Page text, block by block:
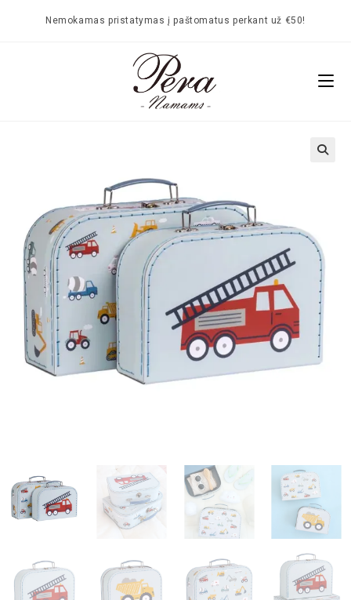
Nemokamas pristatymas į paštomatus perkant už €50!